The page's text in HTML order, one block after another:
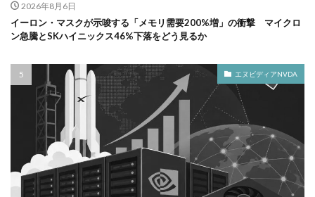
2026年8月6日
イーロン・マスクが示唆する「メモリ需要200%増」の衝撃 マイクロ
ン急騰とSKハイニックス46%下落をどう見るか
エヌビディアNVDA